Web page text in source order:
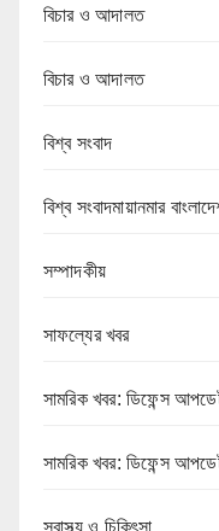
বিচার ও আদালত
বিচার ও আদালত
বিশ্ব সংবাদ
বিশ্ব সংবাদমায়ানমার
সম্পাদকীয়
সাফল্যের খবর
সামরিক খবর: ডিফেন্স
সামরিক খবর: ডিফেন্স
স্বাস্থ্য ও চিকিৎসা